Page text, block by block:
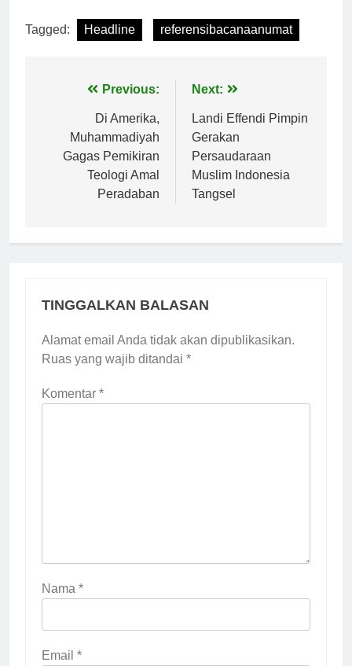
Tagged: Headline referensibacanaanumat
NavigasiPrevious:
Di Amerika,
Muhammadiyah
Gagas Pemikiran
Teologi Amal
Peradaban
Next:
Landi Effendi Pimpin
Gerakan
Persaudaraan
Muslim Indonesia
Tangsel
TINGGALKAN BALASAN
Alamat email Anda tidak akan dipublikasikan.
Ruas yang wajib ditandai *
Komentar *
Nama *
Email *